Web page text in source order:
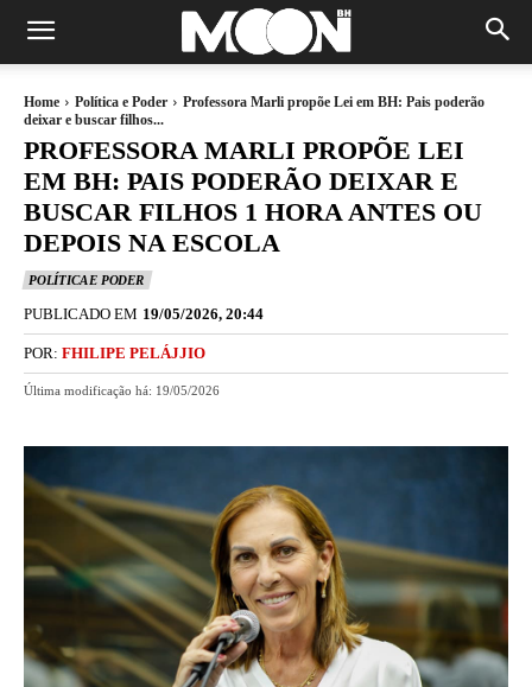
Home Política e Poder
Professora Marli propõe Lei em BH: Pais poderão
deixar e buscar filhos...
PROFESSORA MARLI PROPÕE LEI
EM BH: PAIS PODERÃO DEIXAR E
BUSCAR FILHOS 1 HORA ANTES OU
DEPOIS NA ESCOLA
POLÍTICA E PODER
PUBLICADO EM 19/05/2026, 20:44
POR: FHILIPE PELÁJJIO
Última modificação há: 19/05/2026